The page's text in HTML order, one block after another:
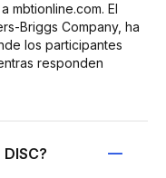
mbtionline.com. El
Briggs Company, ha
los participantes
responden